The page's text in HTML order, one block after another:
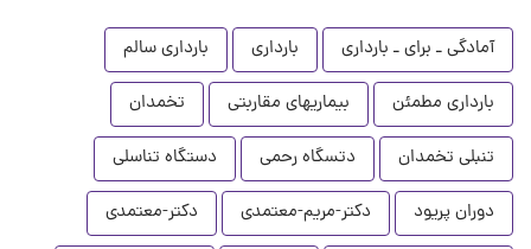
آمادگی ـ برای ـ بارداری بارداری
بارداری سالم
بارداری مطمئن
بیماریهای مقاربتی
تخمدان
تنبلی تخمدان
دتسگاه رحمی
دستگاه تناسلی
دوران پریود
دکتر-مریم-معتمدی
دکتر-معتمدی